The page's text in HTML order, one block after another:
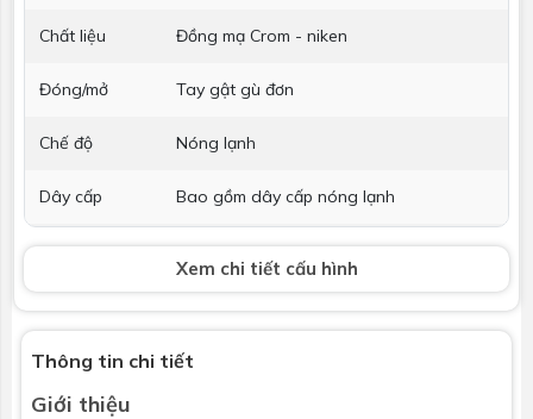
Chất liệu Đồng mạ Crom - niken
Đóng/mở Tay gật gù đơn
Chế độ Nóng lạnh
Dây cấp Bao gồm dây cấp nóng lạnh
Bộ xả
Ống xả thẳng (không bao gồm ống thải
chữ P)
Phụ kiện kèm
theo
Phụ kiện lắp đặt
Kích thước
Xem chi tiết cấu hình
Thông tin chi tiết
Giới thiệu